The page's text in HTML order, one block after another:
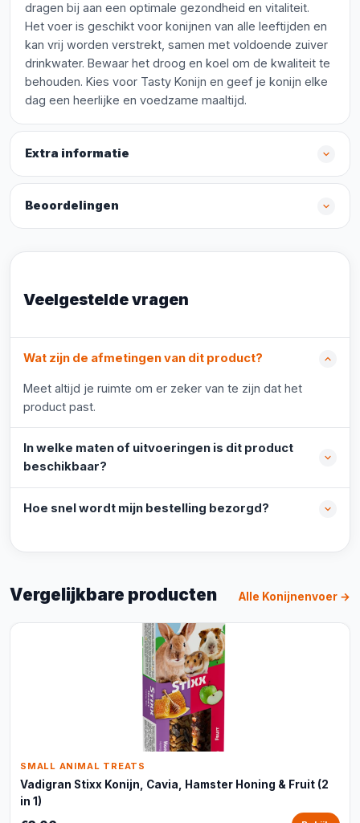
dragen bij aan een optimale gezondheid en vitaliteit.
Het voer is geschikt voor konijnen van alle leeftijden en
kan vrij worden verstrekt, samen met voldoende zuiver
drinkwater. Bewaar het droog en koel om de kwaliteit te
behouden. Kies voor Tasty Konijn en geef je konijn elke
dag een heerlijke en voedzame maaltijd.
Extra informatie
Beoordelingen
Veelgestelde vragen
Wat zijn de afmetingen van dit product?
Meet altijd je ruimte om er zeker van te zijn dat het
product past.
In welke maten of uitvoeringen is dit product
beschikbaar?
Hoe snel wordt mijn bestelling bezorgd?
Vergelijkbare producten Alle Konijnenvoer →
SMALL ANIMAL TREATS
Vadigran Stixx Konijn, Cavia, Hamster Honing & Fruit (2
in 1)